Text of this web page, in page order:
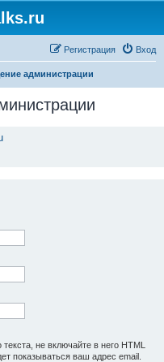
Вход
Регистрация
администрации
не включайте в него HTML
показываться ваш адрес email.